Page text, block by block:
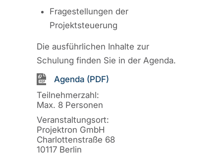
Fragestellungen der
Projektsteuerung
Die ausführlichen Inhalte zur
Schulung finden Sie in der Agenda.
Agenda (PDF)
Teilnehmerzahl:
Max. 8 Personen
Veranstaltungsort:
Projektron GmbH
Charlottenstraße 68
10117 Berlin